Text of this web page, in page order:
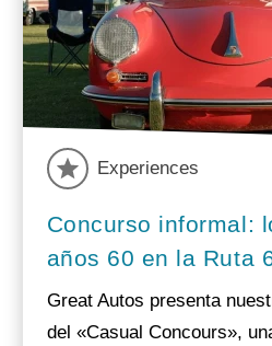
Experiences
Concurso informal:
años 60 en la Ruta
Great Autos presenta
del «Casual Concours»,